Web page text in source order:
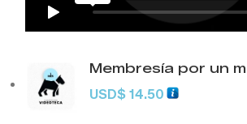
Membresía por un
USD$ 14.50